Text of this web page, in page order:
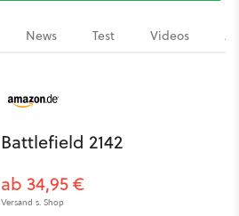
News Test Videos
Battlefield 2142
ab 34,95 €
Versand s. Shop